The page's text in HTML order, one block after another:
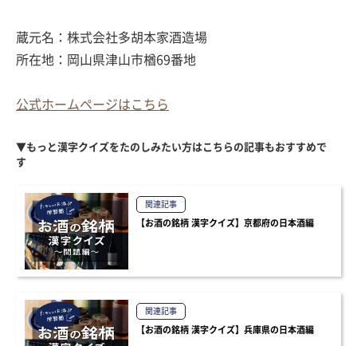
蔵元名：株式会社多胡本家酒造場
所在地：岡山県津山市楢69番地
公式ホームページはこちら
▼もっと漢字クイズをたのしみたい方はこちらの記事もおすすめで
す
関連記事
【お酒の銘柄 漢字クイズ】京都府の日本酒編
関連記事
【お酒の銘柄 漢字クイズ】兵庫県の日本酒編